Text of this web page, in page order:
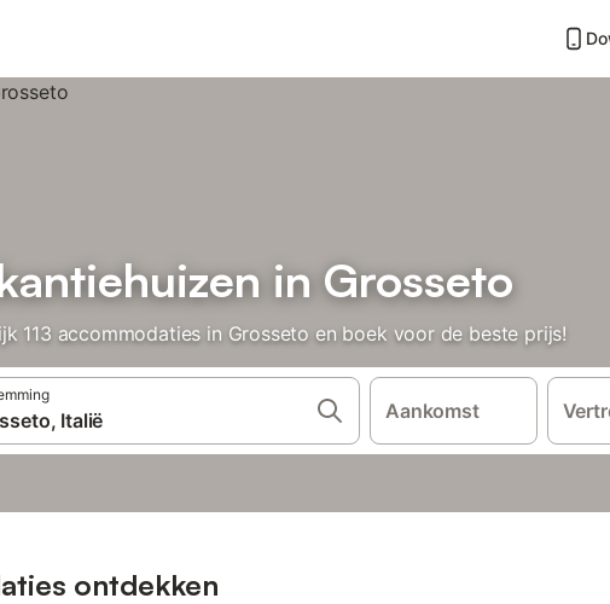
in Grosseto
113 accommodaties in Grosseto en boek voor de beste prijs!
Aankomst
ontdekken